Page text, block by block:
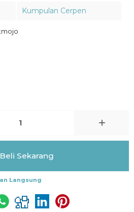
Kumpulan Cerpen
+
Beli Sekarang
Langsung